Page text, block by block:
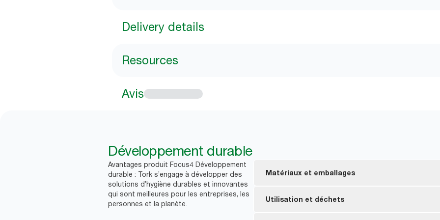
Delivery details
Resources
Avis
Développement durable
Avantages produit Focus4 Développement
durable : Tork s’engage à développer des
solutions d’hygiène durables et innovantes
qui sont meilleures pour les entreprises, les
personnes et la planète.
Matériaux et emballages
Les serviettes Tork Xpressnap Fit Naturel sont
Utilisation et déchets